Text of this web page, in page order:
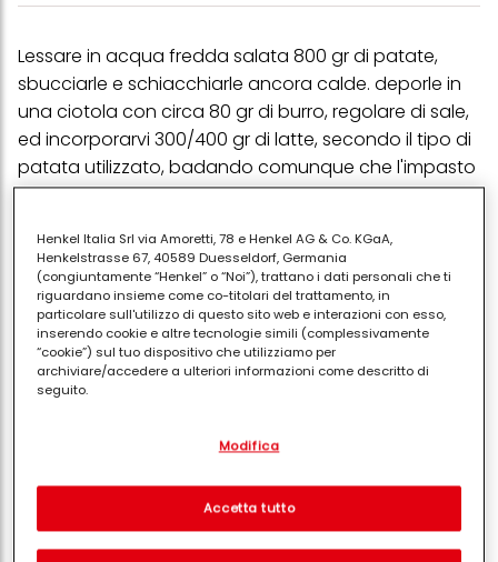
Lessare in acqua fredda salata 800 gr di patate,
sbucciarle e schiacchiarle ancora calde. deporle in
una ciotola con circa 80 gr di burro, regolare di sale,
ed incorporarvi 300/400 gr di latte, secondo il tipo di
patata utilizzato, badando comunque che l'impasto
non diventi molle. unire a questo punto 6 rossi
montato a neve ben ferma. versare il tutto in uno
stampo precedentemente imburrato e spolverizzato
di pan grattato, al centro del quale sarà stata posta
una scodella o recipiente simile, in metallo, per creare
il foro del nido. cuocere in forno a 200° per circa 45
minuti. nel frattempo tagliare in più parti 500 gr di
contemporaneamente far rosolare in 40 gr di burro
far rosolare. indi sgocciolarli e metterli da parte. nel
fondo di cottura unire a piccoli pezzi un impasto
composto da due cucchiai di farina e 30 gr di burro,
Henkel Italia Srl via Amoretti, 78 e Henkel AG & Co. KGaA,
Henkelstrasse 67, 40589 Duesseldorf, Germania
(congiuntamente “Henkel” o “Noi”), trattano i dati personali che ti
riguardano insieme come co-titolari del trattamento, in
particolare sull'utilizzo di questo sito web e interazioni con esso,
inserendo cookie e altre tecnologie simili (complessivamente
“cookie”) sul tuo dispositivo che utilizziamo per
archiviare/accedere a ulteriori informazioni come descritto di
seguito.
separati o co-titolari come indicato nella nostra Informativa sulla
pixel, impronte digitali e tecnologie simili" utilizzeremo anche
cookie ed elaboreremo i dati relativi a te per
Modifica
Accetta tutto